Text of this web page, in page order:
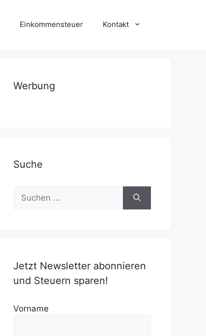
Einkommensteuer Kontakt
Werbung
Suche
Suchen
nach:
Jetzt Newsletter abonnieren
und Steuern sparen!
Vorname